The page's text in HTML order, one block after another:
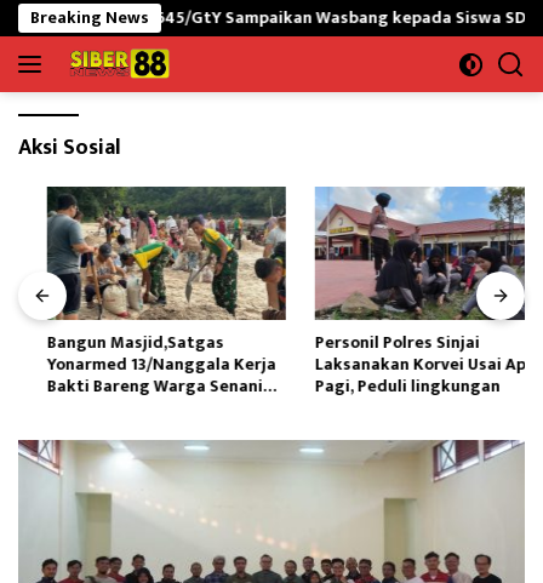
Langsung
ke
konten
Breaking News
yonif 645/GtY Sampaikan Wasbang kepada Siswa SDN Gunung
Aksi Sosial
Bangun Masjid,Satgas
Yonarmed 13/Nanggala Kerja
Bakti Bareng Warga Senaning
Personil Polres Sinjai
Laksanakan Korvei Usai Apel
Pagi, Peduli lingkungan